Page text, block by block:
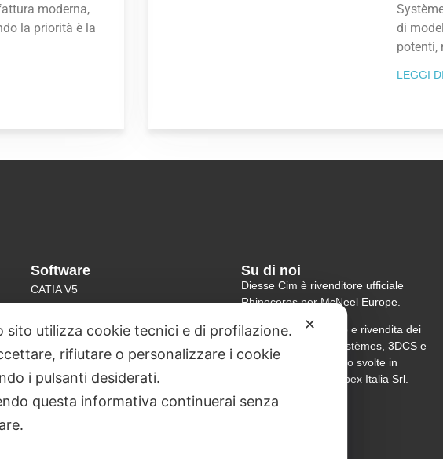
moderna,
la priorità è la
di
potenti,
LEGGI
Software
CATIA V5
Rhinoceros
Su di noi
Diesse Cim è rivenditore ufficiale
Rhinoceros per McNeel Europe.
Le attività di supporto e rivendita dei
software Dassault Systèmes, 3DCS e
Human Solutions sono svolte in
collaborazione con Abex Italia Srl.
✕
sito utilizza cookie tecnici e di profilazione.
rifiutare o personalizzare i cookie
i pulsanti desiderati.
questa informativa continuerai senza